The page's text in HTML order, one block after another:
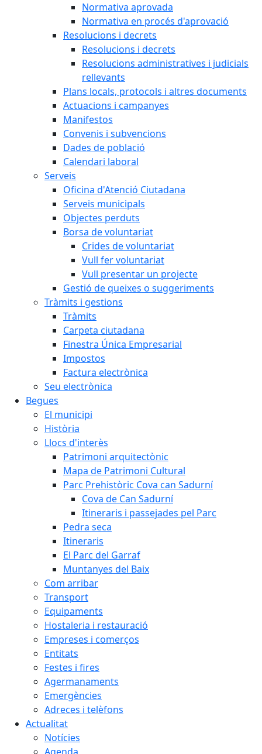
Normativa aprovada
Normativa en procés d'aprovació
Resolucions i decrets
Resolucions i decrets
Resolucions administratives i judicials
rellevants
Plans locals, protocols i altres documents
Actuacions i campanyes
Manifestos
Convenis i subvencions
Dades de població
Calendari laboral
Serveis
Oficina d'Atenció Ciutadana
Serveis municipals
Objectes perduts
Borsa de voluntariat
Crides de voluntariat
Vull fer voluntariat
Vull presentar un projecte
Gestió de queixes o suggeriments
Tràmits i gestions
Tràmits
Carpeta ciutadana
Finestra Única Empresarial
Impostos
Factura electrònica
Seu electrònica
Begues
El municipi
Història
Llocs d'interès
Patrimoni arquitectònic
Mapa de Patrimoni Cultural
Parc Prehistòric Cova can Sadurní
Cova de Can Sadurní
Itineraris i passejades pel Parc
Pedra seca
Itineraris
El Parc del Garraf
Muntanyes del Baix
Com arribar
Transport
Equipaments
Hostaleria i restauració
Empreses i comerços
Entitats
Festes i fires
Agermanaments
Emergències
Adreces i telèfons
Actualitat
Notícies